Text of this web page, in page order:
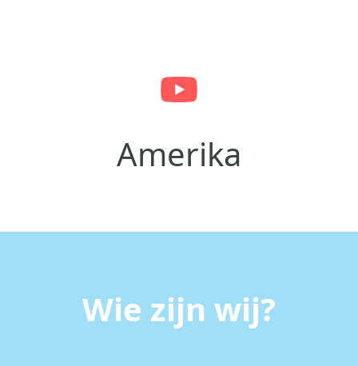
Amerika
Wie zijn wij?